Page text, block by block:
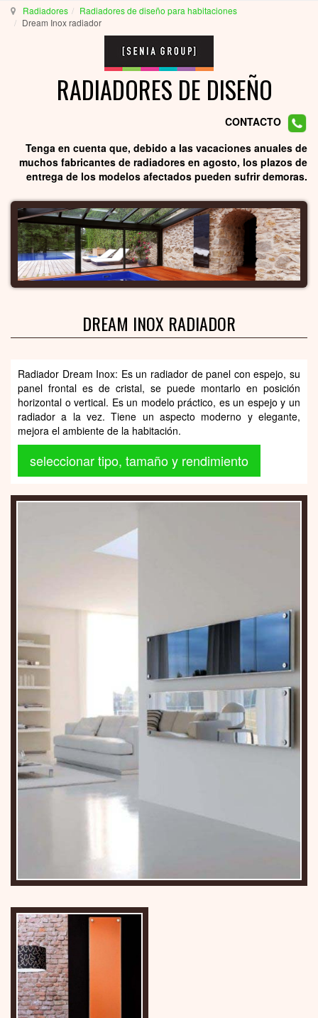
Radiadores
Radiadores de diseño para habitaciones
Dream Inox radiador
RADIADORES DE DISEÑO
CONTACTO
Tenga en cuenta que, debido a las vacaciones anuales de
muchos fabricantes de radiadores en agosto, los plazos de
entrega de los modelos afectados pueden sufrir demoras.
DREAM INOX RADIADOR
Radiador Dream Inox: Es un radiador de panel con espejo, su
panel frontal es de cristal, se puede montarlo en posición
horizontal o vertical. Es un modelo práctico, es un espejo y un
radiador a la vez. Tiene un aspecto moderno y elegante,
mejora el ambiente de la habitación.
seleccionar tipo, tamaño y rendimiento